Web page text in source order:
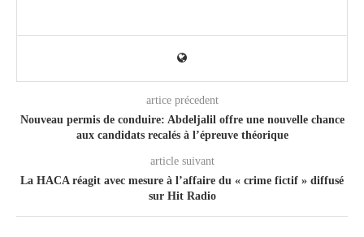
artice précedent
Nouveau permis de conduire: Abdeljalil offre une nouvelle chance
aux candidats recalés à l’épreuve théorique
article suivant
La HACA réagit avec mesure à l’affaire du « crime fictif » diffusé
sur Hit Radio